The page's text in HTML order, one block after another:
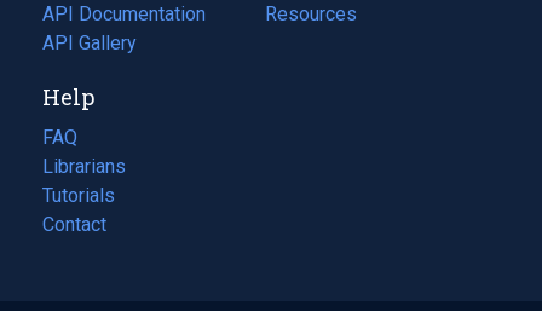
API Documentation
(opens
in
new
tab)
API Gallery
a
in
Resources
(opens
Help
FAQ
Librarians
Tutorials
Contact